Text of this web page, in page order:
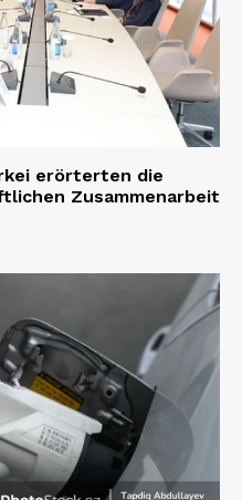
erörterten die
Zusammenarbeit